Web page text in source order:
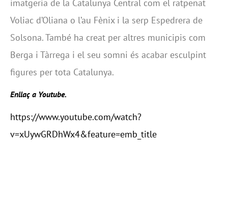
imatgeria de la Catalunya Central com el ratpenat
Voliac d’Oliana o l’au Fènix i la serp Espedrera de
Solsona. També ha creat per altres municipis com
Berga i Tàrrega i el seu somni és acabar esculpint
figures per tota Catalunya.
Enllaç a Youtube.
https://www.youtube.com/watch?
v=xUywGRDhWx4&feature=emb_title